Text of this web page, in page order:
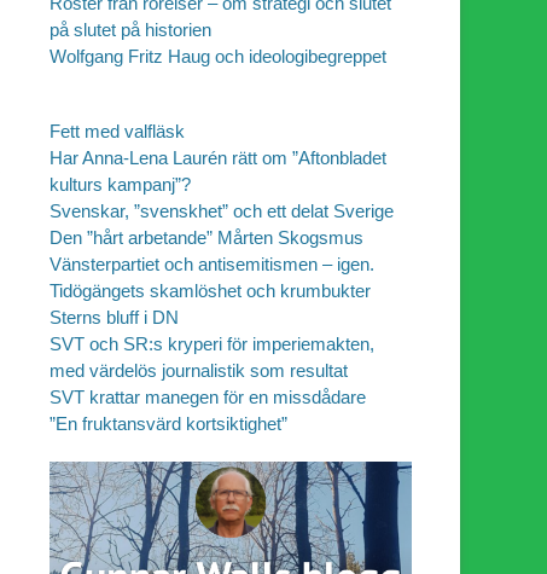
på slutet på historien
Wolfgang Fritz Haug och ideologibegreppet
Fett med valfläsk
Har Anna-Lena Laurén rätt om ”Aftonbladet
kulturs kampanj”?
Svenskar, ”svenskhet” och ett delat Sverige
Den ”hårt arbetande” Mårten Skogsmus
Vänsterpartiet och antisemitismen – igen.
Tidögängets skamlöshet och krumbukter
Sterns bluff i DN
SVT och SR:s kryperi för imperiemakten,
med värdelös journalistik som resultat
SVT krattar manegen för en missdådare
”En fruktansvärd kortsiktighet”